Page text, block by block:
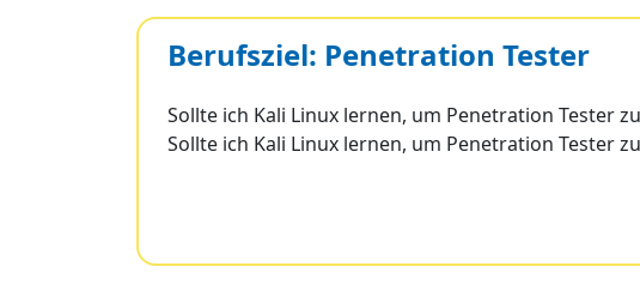
Berufsziel: Penetration Tester
Sollte ich Kali Linux lernen, um Penetration Tester
Sollte ich Kali Linux lernen, um Penetration Tester